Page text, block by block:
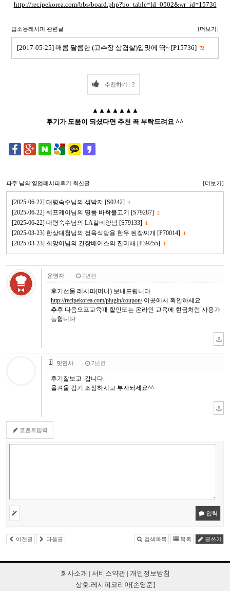
http://recipekorea.com/bbs/board.php?bo_table=ld_0502&wr_id=15736
업소용레시피 관련글 [더보기]
[2017-05-25] 매콤 달콤한 (고추장 삼겹살)입맛에 딱~ [P15736] 72
추천하기 : 2
▲▲▲▲▲▲▲
후기가 도움이 되셨다면 추천 꼭 부탁드려요 ^^
파주 님의 영업레시피후기 최신글 [더보기]
[2025-06-22] 대령숙수님의 섞박지 [S0242] 1
[2025-06-22] 쉐프케이님의 명품 바싹불고기 [S79287] 2
[2025-06-22] 대령숙수님의 LA갈비양념 [S79133] 1
[2025-03-23] 한상대첩님의 정육식당용 한우 된장찌개 [P70014] 1
[2025-03-23] 희망이님의 간장베이스의 진미채 [P39255] 1
운영자 7년전
후기선물 레시피(머니) 보내드립니다
http://recipekorea.com/plugin/coupon/이곳에서 확인하세요
추후 다음오프교육때 할인또는 온라인 교육에 현금처럼 사용가
능합니다
맛연사 7년전
후기잘보고 갑니다.
올겨울 감기 조심하시고 부자되세요^^
코멘트입력
입력
이전글 다음글 검색목록 목록 글쓰기
회사소개 | 서비스약관| 개인정보방침
상호:레시피코리아[손영준]